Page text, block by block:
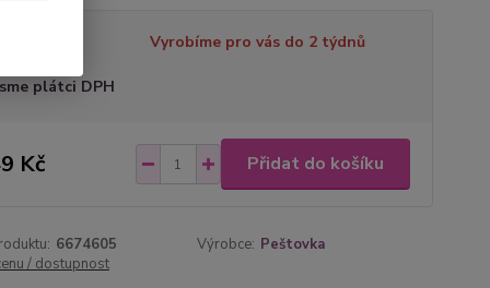
Vyrobíme pro vás do 2 týdnů
plátci DPH
Kč Přidat do košíku
6674605 Výrobce: Peštovka
/ dostupnost